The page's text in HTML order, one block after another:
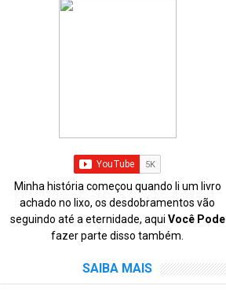
Minha história começou quando li um livro
achado no lixo, os desdobramentos vão
seguindo até a eternidade, aqui Você Pode
fazer parte disso também.
SAIBA MAIS